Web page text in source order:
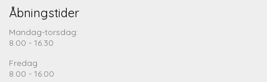
Åbningstider
Mandag-torsdag:
8.00 - 16.30
Fredag
8.00 - 16.00